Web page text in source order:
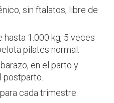
sin ftalatos, libre de
hasta 1.000 kg, 5 veces
pilates normal.
en el parto y
cada trimestre.